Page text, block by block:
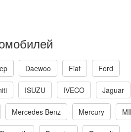
Daewoo Fiat Ford
ISUZU IVECO Jaguar
Mercedes Benz Mercury